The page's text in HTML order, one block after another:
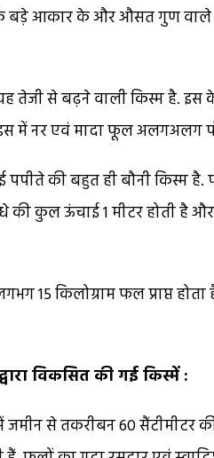
बड़े आकार के और औसत गुण वाले
तेजी से बढ़ने वाली किस्म है.
इस में नर एवं मादा फूल अलगअलग
पपीते की बहुत ही बौनी किस्म
कुल ऊंचाई 1 मीटर होती है
15 किलोग्राम फल प्राप्त
विकसित की गई किस्में :
में जमीन से तकरीबन 60